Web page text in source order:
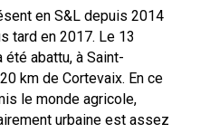
en S&L depuis 2014
tard en 2017. Le 13
été abattu, à Saint-
km de Cortevaix. En ce
le monde agricole,
urbaine est assez